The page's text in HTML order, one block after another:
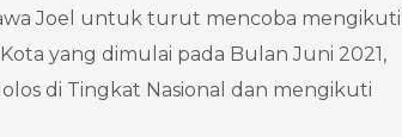
Joel untuk turut mencoba mengikuti
yang dimulai pada Bulan Juni 2021,
di Tingkat Nasional dan mengikuti